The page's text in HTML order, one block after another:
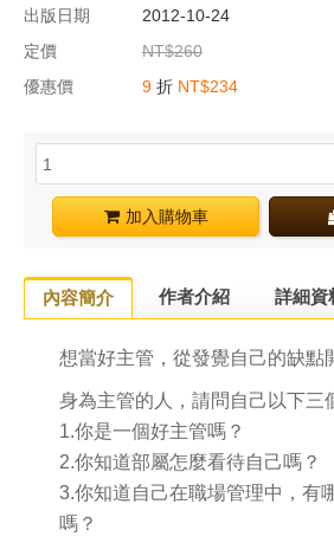
出版日期
2012-10-24
定價
NT$260
優惠價
9 折 NT$234
加入購物車
內容簡介 作者介紹 詳細資
想當好主管，從發覺自己的缺點
身為主管的人，請問自己以下三
1.你是一個好主管嗎？
2.你知道部屬怎麼看待自己嗎？
3.你知道自己在職場管理中，有
嗎？